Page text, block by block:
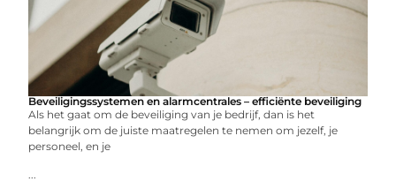
Beveiligingssystemen en alarmcentrales – efficiënte beveiliging
Als het gaat om de beveiliging van je bedrijf, dan is het
belangrijk om de juiste maatregelen te nemen om jezelf, je
personeel, en je
...